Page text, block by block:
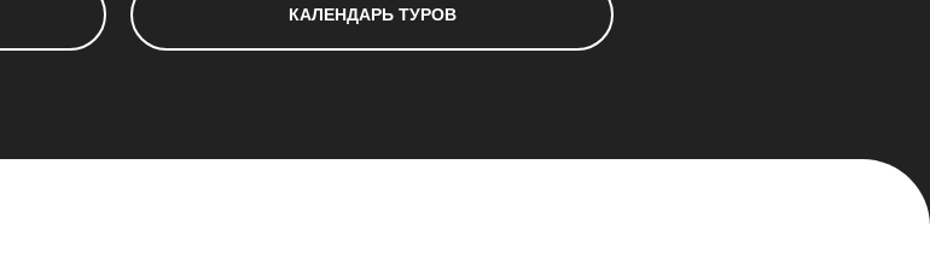
КАЛЕНДАРЬ ТУРОВ